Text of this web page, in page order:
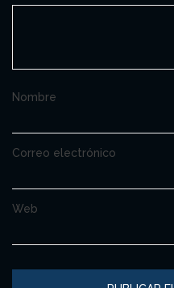
Nombre
Correo electrónico
Web